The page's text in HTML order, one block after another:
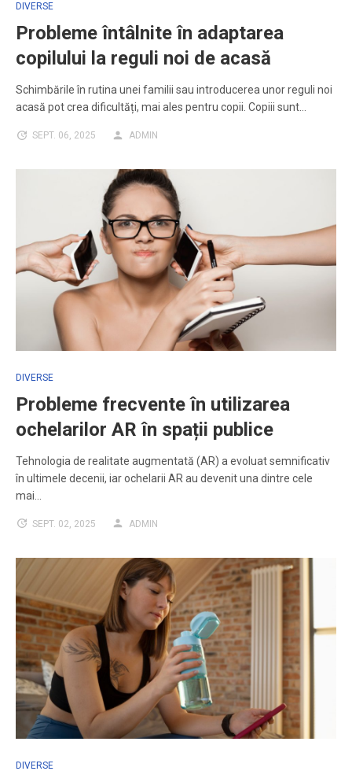
DIVERSE
Probleme întâlnite în adaptarea
copilului la reguli noi de acasă
Schimbările în rutina unei familii sau introducerea unor reguli noi
acasă pot crea dificultăți, mai ales pentru copii. Copiii sunt…
SEPT. 06, 2025 ADMIN
DIVERSE
Probleme frecvente în utilizarea
ochelarilor AR în spații publice
Tehnologia de realitate augmentată (AR) a evoluat semnificativ
în ultimele decenii, iar ochelarii AR au devenit una dintre cele
mai…
SEPT. 02, 2025 ADMIN
DIVERSE